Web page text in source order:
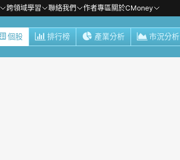
跨領域學習 聯絡我們 作者專區關於CMoney
個股 排行榜 產業分析 市況分析